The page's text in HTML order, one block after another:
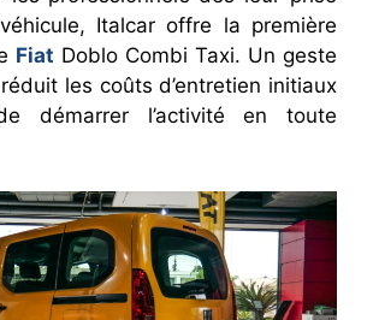
Italcar offre la première
Fiat Doblo Combi Taxi. Un geste
les coûts d’entretien initiaux
démarrer l’activité en toute